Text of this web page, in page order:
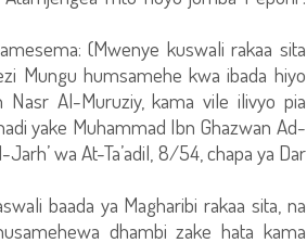
(Mwenye kuswali rakaa sita
Mungu humsamehe kwa ibada hiyo
Al-Muruziy, kama vile ilivyo pia
yake Muhammad Ibn Ghazwan Ad-
wa At-Ta’adil, 8/54, chapa ya Dar
baada ya Magharibi rakaa sita, na
dhambi zake hata kama